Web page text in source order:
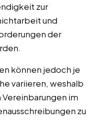
zur
und
der
können jedoch je
variieren, weshalb
im
zu